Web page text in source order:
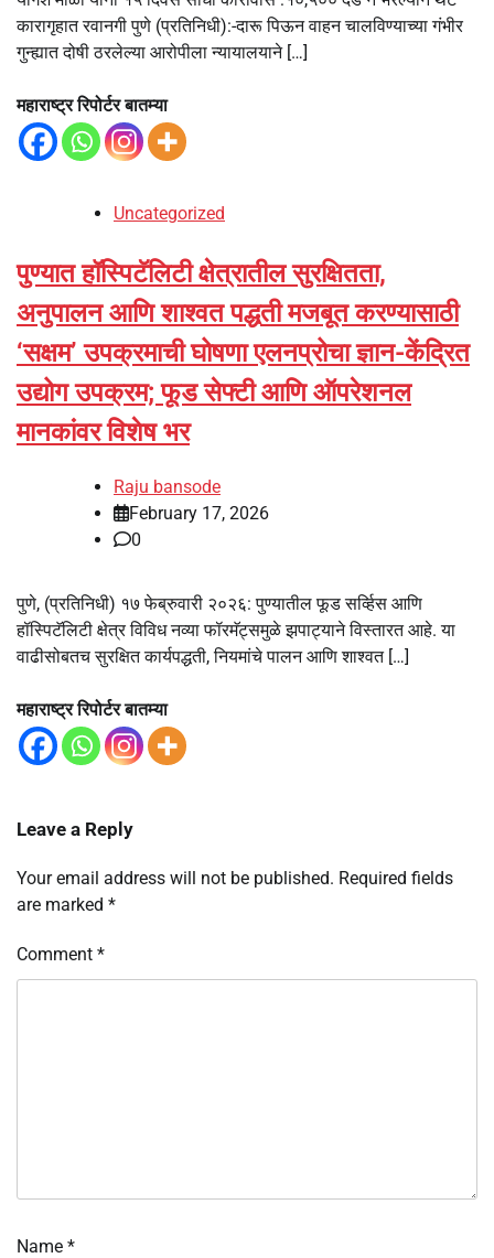
कारागृहात रवानगी पुणे (प्रतिनिधी):-दारू पिऊन वाहन चालविण्याच्या गंभीर
गुन्ह्यात दोषी ठरलेल्या आरोपीला न्यायालयाने […]
महाराष्ट्र रिपोर्टर बातम्या
Uncategorized
पुण्यात हॉस्पिटॅलिटी क्षेत्रातील सुरक्षितता,
अनुपालन आणि शाश्वत पद्धती मजबूत करण्यासाठी
‘सक्षम’ उपक्रमाची घोषणा एलनप्रोचा ज्ञान-केंद्रित
उद्योग उपक्रम; फूड सेफ्टी आणि ऑपरेशनल
मानकांवर विशेष भर
Raju bansode
February 17, 2026
0
पुणे, (प्रतिनिधी) १७ फेब्रुवारी २०२६: पुण्यातील फूड सर्व्हिस आणि
हॉस्पिटॅलिटी क्षेत्र विविध नव्या फॉरमॅट्समुळे झपाट्याने विस्तारत आहे. या
वाढीसोबतच सुरक्षित कार्यपद्धती, नियमांचे पालन आणि शाश्वत […]
महाराष्ट्र रिपोर्टर बातम्या
Leave a Reply
Your email address will not be published. Required fields
are marked *
Comment *
Name *